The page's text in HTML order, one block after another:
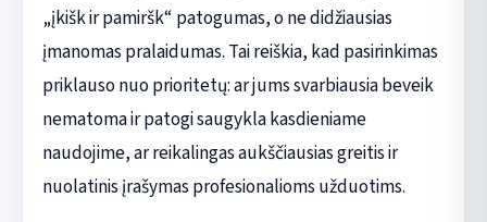
„įkišk ir pamiršk“ patogumas, o ne didžiausias
įmanomas pralaidumas. Tai reiškia, kad pasirinkimas
priklauso nuo prioritetų: ar jums svarbiausia beveik
nematoma ir patogi saugykla kasdieniame
naudojime, ar reikalingas aukščiausias greitis ir
nuolatinis įrašymas profesionalioms užduotims.